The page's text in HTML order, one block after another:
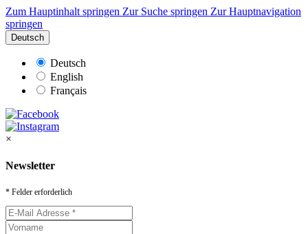
Zum Hauptinhalt springen Zur Suche springen Zur Hauptnavigation
springen
Deutsch
Deutsch
English
Français
×
Newsletter
* Felder erforderlich